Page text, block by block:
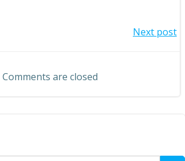
Next post
Comments are closed